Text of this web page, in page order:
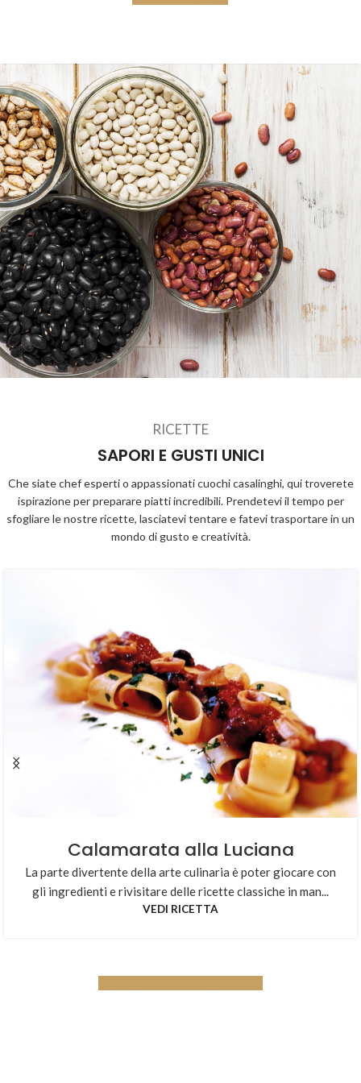
RICETTE
SAPORI E GUSTI UNICI
Che siate chef esperti o appassionati cuochi casalinghi, qui troverete
ispirazione per preparare piatti incredibili. Prendetevi il tempo per
sfogliare le nostre ricette, lasciatevi tentare e fatevi trasportare in un
mondo di gusto e creatività.
Calamarata alla Luciana
La parte divertente della arte culinaria è poter giocare con
gli ingredienti e rivisitare delle ricette classiche in man...
VEDI RICETTA